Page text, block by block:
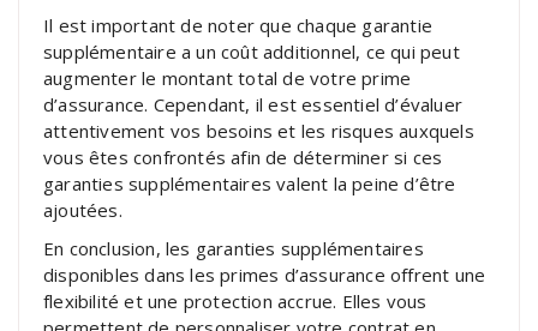
Il est important de noter que chaque garantie
supplémentaire a un coût additionnel, ce qui peut
augmenter le montant total de votre prime
d’assurance. Cependant, il est essentiel d’évaluer
attentivement vos besoins et les risques auxquels
vous êtes confrontés afin de déterminer si ces
garanties supplémentaires valent la peine d’être
ajoutées.
En conclusion, les garanties supplémentaires
disponibles dans les primes d’assurance offrent une
flexibilité et une protection accrue. Elles vous